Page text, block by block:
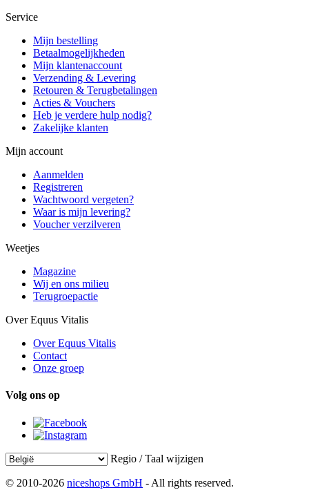
Service
Mijn bestelling
Betaalmogelijkheden
Mijn klantenaccount
Verzending & Levering
Retouren & Terugbetalingen
Acties & Vouchers
Heb je verdere hulp nodig?
Zakelijke klanten
Mijn account
Aanmelden
Registreren
Wachtwoord vergeten?
Waar is mijn levering?
Voucher verzilveren
Weetjes
Magazine
Wij en ons milieu
Terugroepactie
Over Equus Vitalis
Over Equus Vitalis
Contact
Onze groep
Volg ons op
Regio / Taal wijzigen
© 2010-2026 niceshops GmbH - All rights reserved.